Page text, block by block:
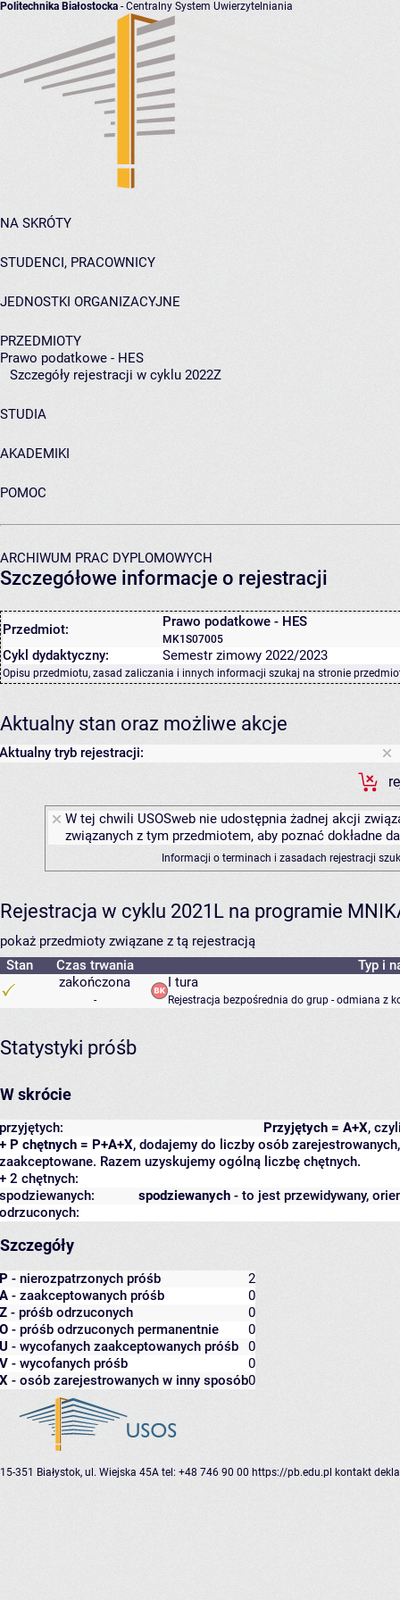
Politechnika Białostocka - Centralny System Uwierzytelniania
NA SKRÓTY
STUDENCI, PRACOWNICY
JEDNOSTKI ORGANIZACYJNE
PRZEDMIOTY
Prawo podatkowe - HES
Szczegóły rejestracji w cyklu 2022Z
STUDIA
AKADEMIKI
POMOC
ARCHIWUM PRAC DYPLOMOWYCH
Szczegółowe informacje o rejestracji
Przedmiot: Prawo podatkowe - HES
MK1S07005
Cykl dydaktyczny: Semestr zimowy 2022/2023
Opisu przedmiotu, zasad zaliczania i innych informacji szukaj na stronie
Aktualny stan oraz możliwe akcje
Aktualny tryb rejestracji:
W tej chwili USOSweb nie udostępnia żadnej akcji
związanych z tym przedmiotem, aby poznać dokładne
Informacji o terminach i zasadach rejestracji
Rejestracja w cyklu 2021L na programie
pokaż przedmioty związane z tą rejestracją
Stan
Czas trwania
Typ i
zakończona
-
I tura
Rejestracja bezpośrednia do grup - odmiana z
Statystyki próśb
W skrócie
Przyjętych = A+X,
przyjętych:
+ P chętnych = P+A+X, dodajemy do liczby osób
zaakceptowane. Razem uzyskujemy ogólną liczbę chętnych.
+ 2 chętnych:
spodziewanych - to jest przewidywany,
spodziewanych:
odrzuconych:
Szczegóły
P - nierozpatrzonych próśb
2
A - zaakceptowanych próśb
0
Z - próśb odrzuconych
0
O - próśb odrzuconych permanentnie
0
U - wycofanych zaakceptowanych próśb
0
V - wycofanych próśb
0
X - osób zarejestrowanych w inny sposób0
15-351 Białystok, ul. Wiejska 45A tel: +48 746 90 00 https://pb.edu.pl kontakt